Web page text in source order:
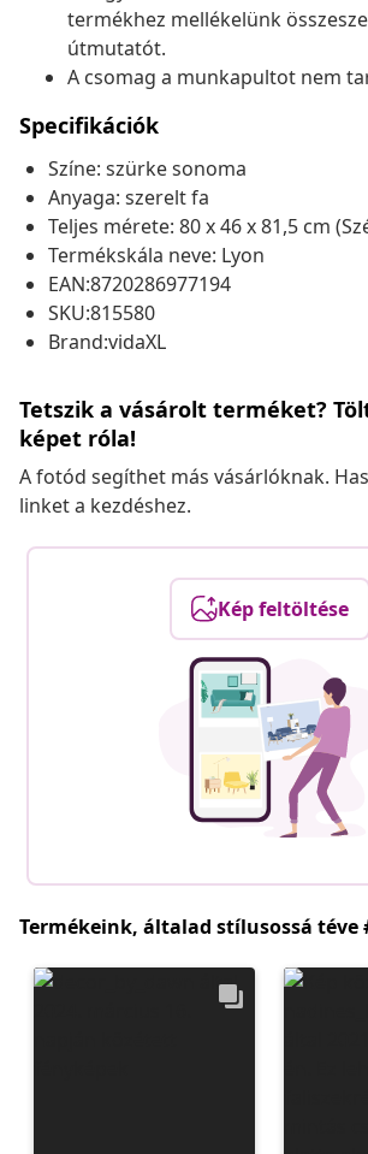
termékhez mellékelünk
útmutatót.
A csomag a munkapultot nem
Specifikációk
Színe: szürke sonoma
Anyaga: szerelt fa
Teljes mérete: 80 x 46 x 81,5 cm
Termékskála neve: Lyon
EAN:8720286977194
SKU:815580
Brand:vidaXL
Tetszik a vásárolt terméket?
képet róla!
A fotód segíthet más vásárlóknak.
linket a kezdéshez.
Kép feltöltése
Termékeink, általad stílusossá téve